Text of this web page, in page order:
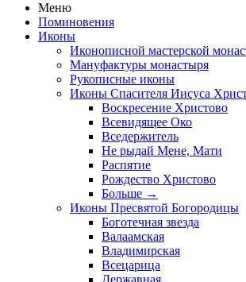
Меню
Поминовения
Иконы
Иконописной мастерской
Мануфактуры монастыря
Рукописные иконы
Иконы Спасителя Иисуса
Воскресение Христово
Всевидящее Око
Вседержитель
Не рыдай Мене, Мати
Распятие
Рождество Христово
Больше →
Иконы Пресвятой Богородицы
Боготечная звезда
Валаамская
Владимирская
Всецарица
Державная